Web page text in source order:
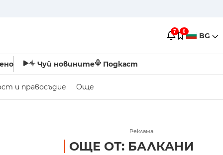
7 0 BG
Чуй новините Подкаст
и правосъдие Още
Реклама
ОЩЕ ОТ: БАЛКАНИ